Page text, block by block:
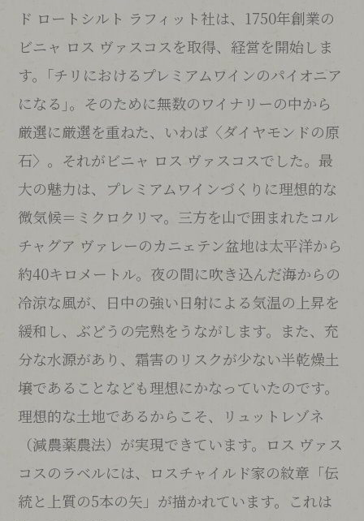
ド ロートシルト ラフィット社は、1750年創業の
ビニャ ロス ヴァスコスを取得、経営を開始しま
す。｢チリにおけるプレミアムワインのパイオニア
になる｣。そのために無数のワイナリーの中から
厳選に厳選を重ねた、いわば〈ダイヤモンドの原
石〉。それがビニャ ロス ヴァスコスでした。最
大の魅力は、プレミアムワインづくりに理想的な
微気候＝ミクロクリマ。三方を山で囲まれたコル
チャグア ヴァレーのカニェテン盆地は太平洋から
約40キロメートル。夜の間に吹き込んだ海からの
冷涼な風が、日中の強い日射による気温の上昇を
緩和し、ぶどうの完熟をうながします。また、充
分な水源があり、霜害のリスクが少ない半乾燥土
壌であることなども理想にかなっていたのです。
理想的な土地であるからこそ、リュットレゾネ
（減農薬農法）が実現できています。ロス ヴァス
コスのラベルには、ロスチャイルド家の紋章「伝
統と上質の5本の矢」が描かれています。これは